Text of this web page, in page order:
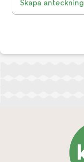
Skapa anteckning